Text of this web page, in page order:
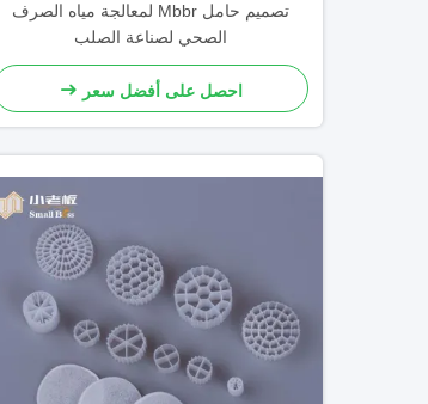
تصميم حامل Mbbr لمعالجة مياه الصرف
الصحي لصناعة الصلب
احصل على أفضل سعر